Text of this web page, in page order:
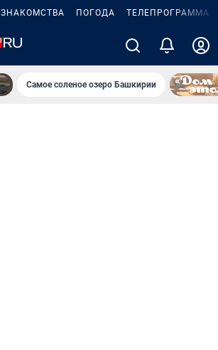
ЗНАКОМСТВА ПОГОДА ТЕЛЕПРОГРАММА
Самое соленое озеро Башкирии